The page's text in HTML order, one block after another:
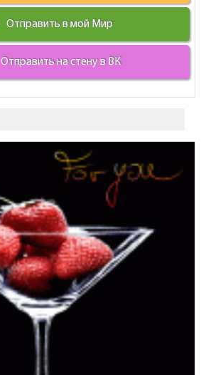
Отправить в мой Мир
Отправить на стену в ВК